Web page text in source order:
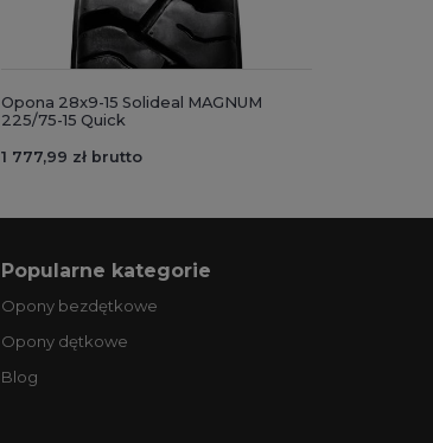
Opona 28x9-15 Solideal MAGNUM
225/75-15 Quick
1 777,99 zł brutto
Popularne kategorie
Opony bezdętkowe
Opony dętkowe
Blog